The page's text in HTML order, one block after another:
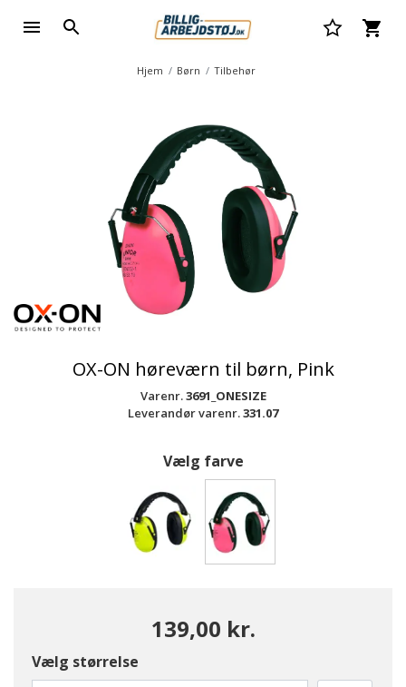
Hjem Børn Tilbehør
OX-ON høreværn til børn, Pink
Varenr.3691_ONESIZE
Leverandør varenr.331.07
Vælg farve
139,00 kr.
Vælg størrelse